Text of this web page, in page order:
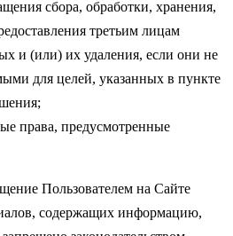
сбора, обработки, хранения,
третьим лицам
и (или) их удаления, если они не
для целей, указанных в пункте
права, предусмотренные
Пользователем на Сайте
содержащих информацию,